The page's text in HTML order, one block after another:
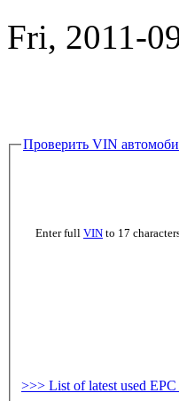
Fri, 2011-
Проверить VIN
Enter full VIN to 17
>>> List of latest used